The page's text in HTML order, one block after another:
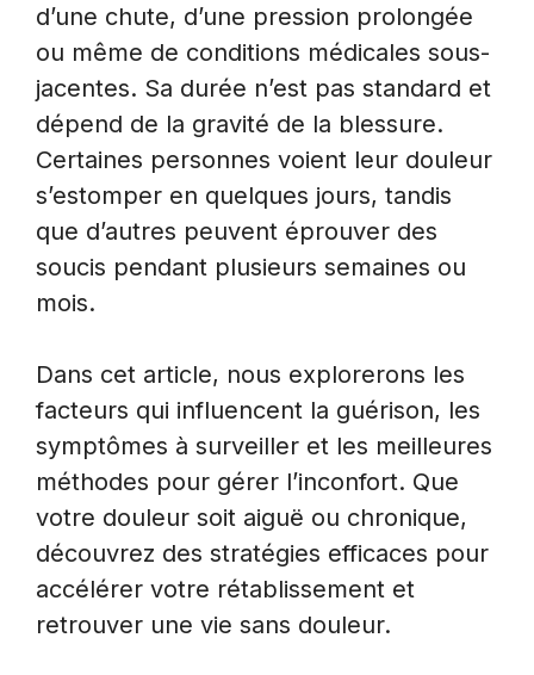
d’une chute, d’une pression prolongée
ou même de conditions médicales sous-
jacentes. Sa durée n’est pas standard et
dépend de la gravité de la blessure.
Certaines personnes voient leur douleur
s’estomper en quelques jours, tandis
que d’autres peuvent éprouver des
soucis pendant plusieurs semaines ou
mois.
Dans cet article, nous explorerons les
facteurs qui influencent la guérison, les
symptômes à surveiller et les meilleures
méthodes pour gérer l’inconfort. Que
votre douleur soit aiguë ou chronique,
découvrez des stratégies efficaces pour
accélérer votre rétablissement et
retrouver une vie sans douleur.